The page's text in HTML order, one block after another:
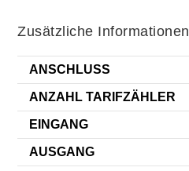
Zusätzliche Informationen
ANSCHLUSS
ANZAHL TARIFZÄHLER
EINGANG
AUSGANG